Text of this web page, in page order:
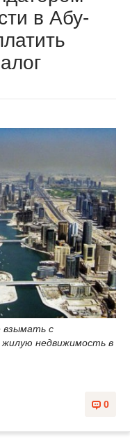
в Абу-
взымать с
недвижимость в
0